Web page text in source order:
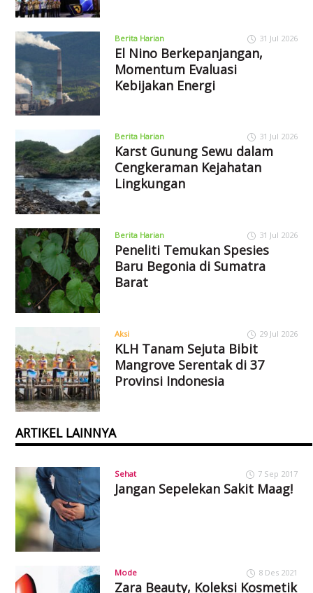
Berita Harian 31 Jul 2026
El Nino Berkepanjangan,
Momentum Evaluasi
Kebijakan Energi
Berita Harian 31 Jul 2026
Karst Gunung Sewu dalam
Cengkeraman Kejahatan
Lingkungan
Berita Harian 31 Jul 2026
Peneliti Temukan Spesies
Baru Begonia di Sumatra
Barat
Aksi 29 Jul 2026
KLH Tanam Sejuta Bibit
Mangrove Serentak di 37
Provinsi Indonesia
ARTIKEL LAINNYA
Sehat 7 Sep 2017
Jangan Sepelekan Sakit Maag!
Mode 8 Des 2021
Zara Beauty, Koleksi Kosmetik